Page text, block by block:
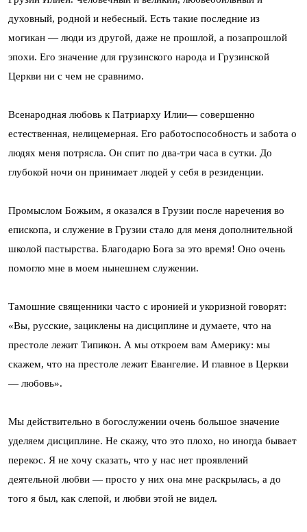
духовный, родной и небесный. Есть такие последние из
могикан — люди из другой, даже не прошлой, а позапрошлой
эпохи. Его значение для грузинского народа и Грузинской
Церкви ни с чем не сравнимо.
Всенародная любовь к Патриарху Илии— совершенно
естественная, нелицемерная. Его работоспособность и забота о
людях меня потрясла. Он спит по два-три часа в сутки. До
глубокой ночи он принимает людей у себя в резиденции.
Промыслом Божьим, я оказался в Грузии после наречения во
епископа, и служение в Грузии стало для меня дополнительной
школой пастырства. Благодарю Бога за это время! Оно очень
помогло мне в моем нынешнем служении.
Тамошние священники часто с иронией и укоризной говорят:
«Вы, русские, зациклены на дисциплине и думаете, что на
престоле лежит Типикон. А мы откроем вам Америку: мы
скажем, что на престоле лежит Евангелие. И главное в Церкви
— любовь».
Мы действительно в богослужении очень большое значение
уделяем дисциплине. Не скажу, что это плохо, но иногда бывает
перекос. Я не хочу сказать, что у нас нет проявлений
деятельной любви — просто у них она мне раскрылась, а до
того я был, как слепой, и любви этой не видел.